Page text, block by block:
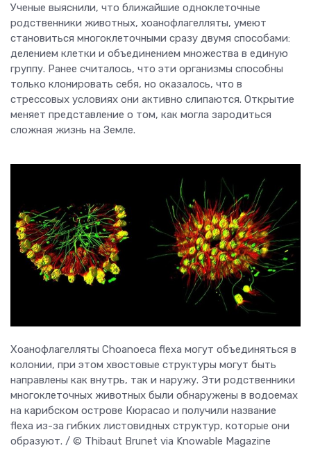
Ученые выяснили, что ближайшие одноклеточные
родственники животных, хоанофлагелляты, умеют
становиться многоклеточными сразу двумя способами:
делением клетки и объединением множества в единую
группу. Ранее считалось, что эти организмы способны
только клонировать себя, но оказалось, что в
стрессовых условиях они активно слипаются. Открытие
меняет представление о том, как могла зародиться
сложная жизнь на Земле.
Хоанофлагелляты Choanoeca flexa могут объединяться в
колонии, при этом хвостовые структуры могут быть
направлены как внутрь, так и наружу. Эти родственники
многоклеточных животных были обнаружены в водоемах
на карибском острове Кюрасао и получили название
flexa из-за гибких листовидных структур, которые они
образуют. / © Thibaut Brunet via Knowable Magazine